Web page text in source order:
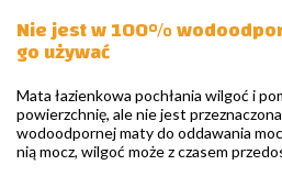
Nie jest w 100%
go używać
Mata łazienkowa pochłania wilgoć i
powierzchnię, ale nie jest
wodoodpornej maty do oddawania
nią mocz, wilgoć może z czasem